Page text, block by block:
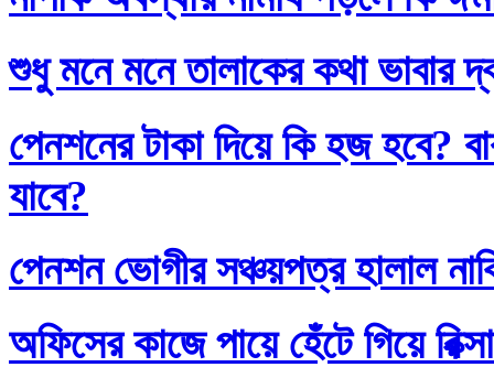
শুধু মনে মনে তালাকের কথা ভাবার
পেনশনের টাকা দিয়ে কি হজ হবে?
যাবে?
পেনশন ভোগীর সঞ্চয়পত্র হালাল
অফিসের কাজে পায়ে হেঁটে গিয়ে